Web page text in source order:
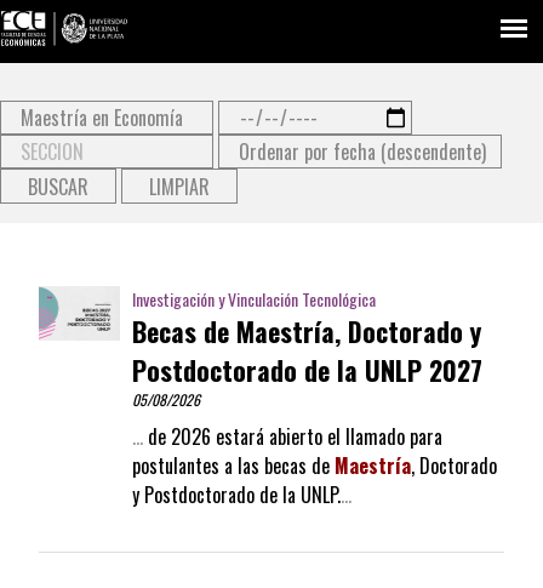
Type 2 or more characters
for results.
Investigación y Vinculación Tecnológica
Becas de Maestría, Doctorado y
Postdoctorado de la UNLP 2027
05/08/2026
…de 2026 estará abierto el llamado para
postulantes a las becas de Maestría, Doctorado
y Postdoctorado de la UNLP.…